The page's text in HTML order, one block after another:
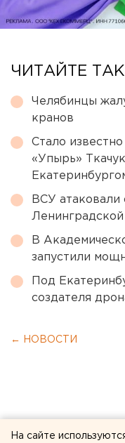
ЧИТАЙТЕ
Челябинцы
кранов
Стало
«Упырь»
ВСУ
Ленинградской
В
запустили
Под
создателя
← НОВОСТИ
Прививки
На сайте